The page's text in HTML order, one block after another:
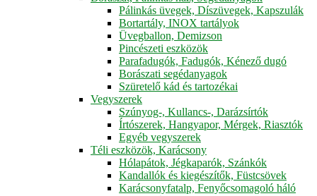
Pálinkás üvegek, Díszüvegek, Kapszulák
Bortartály, INOX tartályok
Üvegballon, Demizson
Pincészeti eszközök
Parafadugók, Fadugók, Kénező dugó
Borászati segédanyagok
Szüretelő kád és tartozékai
Vegyszerek
Szúnyog-, Kullancs-, Darázsírtók
Írtószerek, Hangyapor, Mérgek, Riasztók
Egyéb vegyszerek
Téli eszközök, Karácsony
Hólapátok, Jégkaparók, Szánkók
Kandallók és kiegészítők, Füstcsövek
Karácsonyfatalp, Fenyőcsomagoló háló